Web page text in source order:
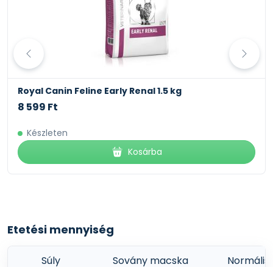
Royal Canin Feline Early Renal 1.5 kg
8 599 Ft
Készleten
Kosárba
Etetési mennyiség
Súly Sovány macska